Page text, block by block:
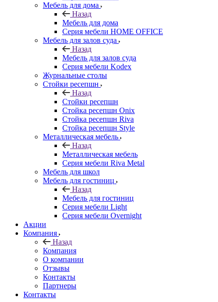
Мебель для дома
Назад
Мебель для дома
Серия мебели HOME OFFICE
Мебель для залов суда
Назад
Мебель для залов суда
Серия мебели Kodex
Журнальные столы
Стойки ресепшн
Назад
Стойки ресепшн
Стойка ресепшн Onix
Стойка ресепшн Riva
Стойка ресепшн Style
Металлическая мебель
Назад
Металлическая мебель
Серия мебели Riva Metal
Мебель для школ
Мебель для гостиниц
Назад
Мебель для гостиниц
Серия мебели Light
Серия мебели Overnight
Акции
Компания
Назад
Компания
О компании
Отзывы
Контакты
Партнеры
Контакты